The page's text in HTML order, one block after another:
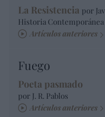
La Resistencia por
Historia Contemporánea
Artículos anteriores
Fuego
Poeta pasmado
por J. R. Pablos
Artículos anteriores